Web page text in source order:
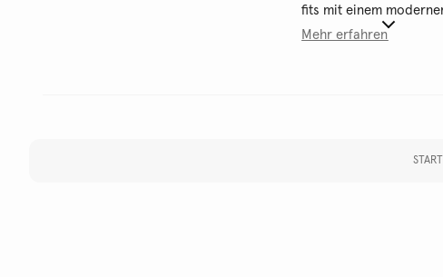
fits mit einem
Mehr erfahren